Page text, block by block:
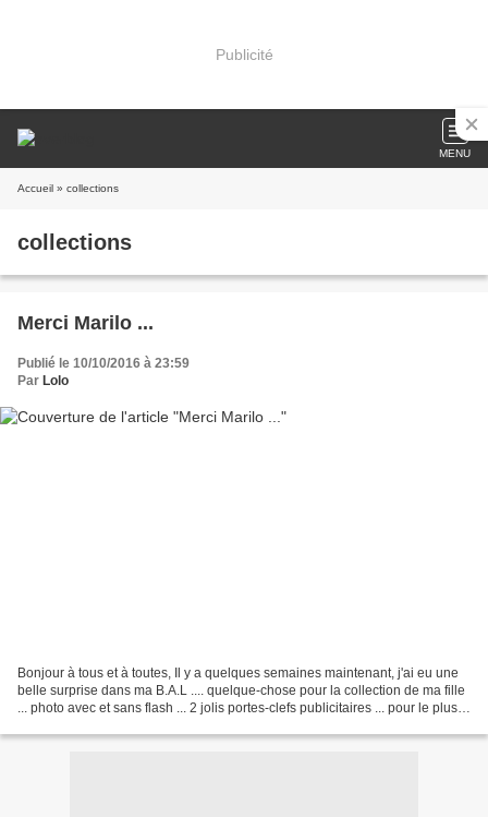
Publicité
MENU
Accueil » collections
collections
Merci Marilo ...
Publié le 10/10/2016 à 23:59
Par Lolo
Bonjour à tous et à toutes, Il y a quelques semaines maintenant, j'ai eu une
belle surprise dans ma B.A.L .... quelque-chose pour la collection de ma fille
... photo avec et sans flash ... 2 jolis portes-clefs publicitaires ... pour le plus